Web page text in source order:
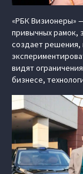
«РБК Визионеры»
привычных рамок,
создает решения,
видят
бизнесе,